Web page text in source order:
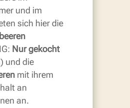
und im
sich hier die
Nur gekocht
und die
mit ihrem
an
an.